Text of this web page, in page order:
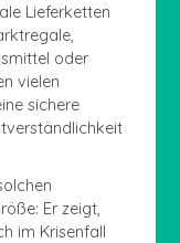
Lieferketten
oder
vielen
sichere
Er zeigt,
im Krisenfall